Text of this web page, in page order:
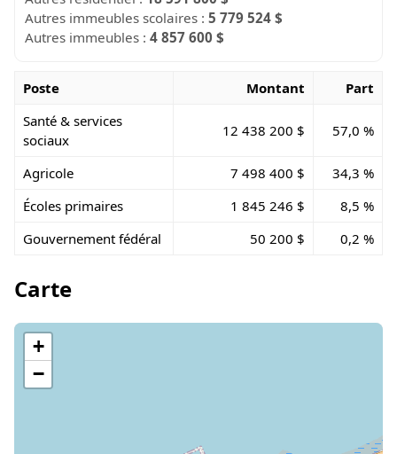
Autres immeubles scolaires :5 779 524 $
Autres immeubles :4 857 600 $
Poste Montant
Part
Santé & services
sociaux
12 438 200 $ 57,0 %
Agricole 7 498 400 $
34,3 %
Écoles primaires
1 845 246 $
8,5 %
Gouvernement fédéral
50 200 $ 0,2 %
Carte
+
−